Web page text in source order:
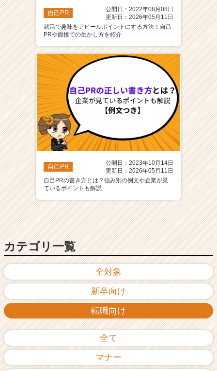
全対象
新卒向け
転職向け
全て
マナー
自己PR
公開日：2022年08月08日
更新日：2026年05月11日
就活で趣味をアピールポイントにする方法！自己
PRや面接での生かし方を紹介
自己PR
公開日：2023年10月14日
更新日：2026年05月11日
自己PRの書き方とは？強み別の例文や企業が見
ているポイントも解説
カテゴリ一覧